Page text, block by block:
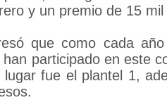
y un premio de 15
que como cada
han participado en este
fue el plantel 1,